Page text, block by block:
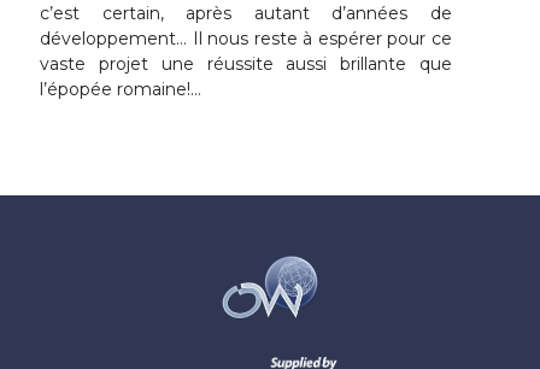
c’est certain, après autant d’années de
développement… Il nous reste à espérer pour ce
vaste projet une réussite aussi brillante que
l’épopée romaine!…